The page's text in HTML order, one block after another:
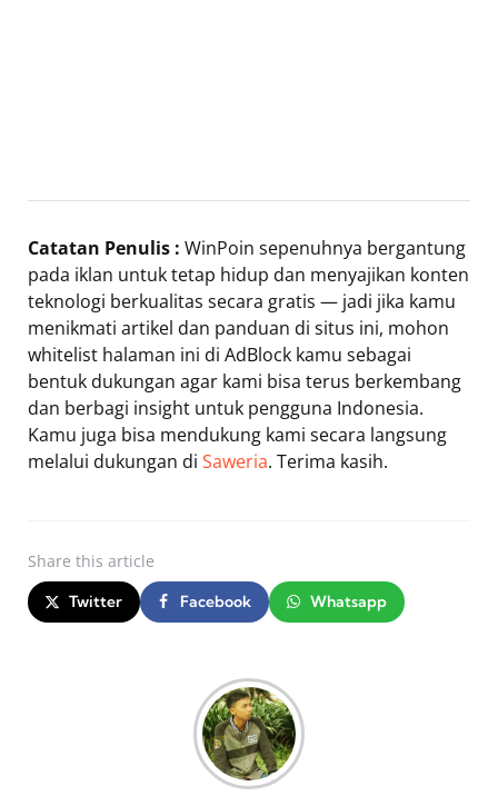
Catatan Penulis : WinPoin sepenuhnya bergantung
pada iklan untuk tetap hidup dan menyajikan konten
teknologi berkualitas secara gratis — jadi jika kamu
menikmati artikel dan panduan di situs ini, mohon
whitelist halaman ini di AdBlock kamu sebagai
bentuk dukungan agar kami bisa terus berkembang
dan berbagi insight untuk pengguna Indonesia.
Kamu juga bisa mendukung kami secara langsung
melalui dukungan di Saweria. Terima kasih.
Share this article
Twitter Facebook Whatsapp